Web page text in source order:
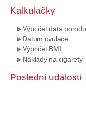
Kalkulačky
Výpočet data porodu
Datum ovulace
Výpočet BMI
Náklady na cigarety
Poslední události